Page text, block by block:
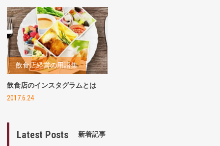
飲食店経営の用語集
飲食店のインスタグラムとは
2017.6.24
Latest Posts 新着記事